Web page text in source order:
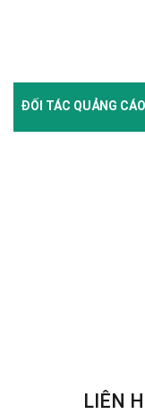
ĐỐI TÁC QUẢNG CÁO
LIÊN